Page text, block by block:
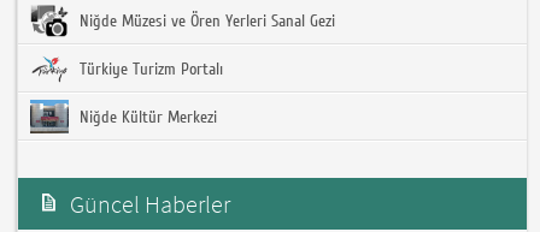
Niğde Müzesi ve Ören Yerleri Sanal Gezi
Türkiye Turizm Portalı
Niğde Kültür Merkezi
Güncel Haberler